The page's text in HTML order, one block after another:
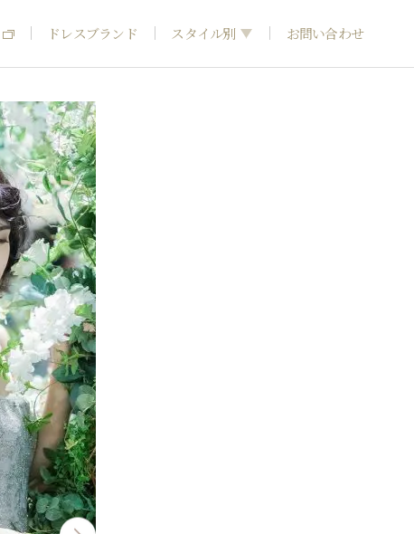
ドレスブランド スタイル別 お問い合わせ